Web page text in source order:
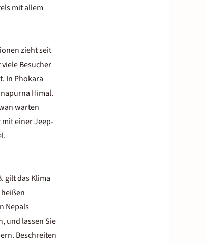
mit allem
zieht seit
Besucher
In Phokara
Himal.
warten
einer Jeep-
gilt das Klima
Nepals
und lassen Sie
Beschreiten